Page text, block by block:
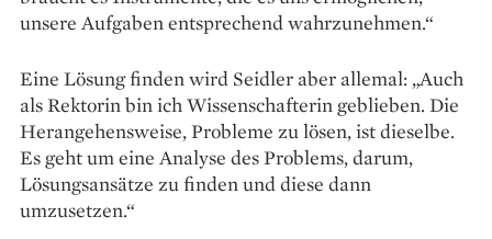
unsere Aufgaben entsprechend wahrzunehmen.“
Eine Lösung finden wird Seidler aber allemal: „Auch
als Rektorin bin ich Wissenschafterin geblieben. Die
Herangehensweise, Probleme zu lösen, ist dieselbe.
Es geht um eine Analyse des Problems, darum,
Lösungs­ansätze zu finden und diese dann
umzusetzen.“